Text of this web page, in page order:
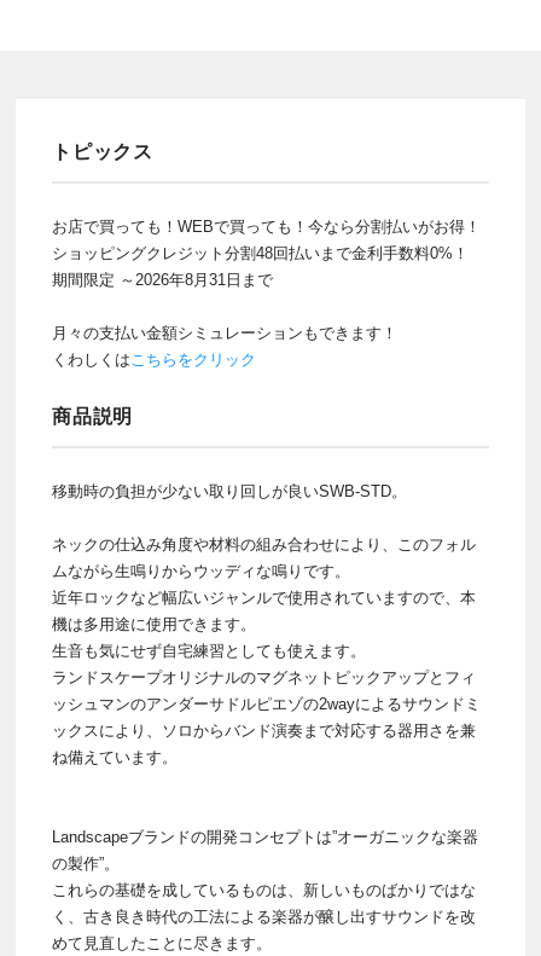
トピックス
お店で買っても！WEBで買っても！今なら分割払いがお得！
ショッピングクレジット分割48回払いまで金利手数料0%！
期間限定 ～2026年8月31日まで
月々の支払い金額シミュレーションもできます！
くわしくは こちらをクリック
商品説明
移動時の負担が少ない取り回しが良いSWB-STD。
ネックの仕込み角度や材料の組み合わせにより、このフォル
ムながら生鳴りからウッディな鳴りです。
近年ロックなど幅広いジャンルで使用されていますので、本
機は多用途に使用できます。
生音も気にせず自宅練習としても使えます。
ランドスケープオリジナルのマグネットピックアップとフィ
ッシュマンのアンダーサドルピエゾの2wayによるサウンドミ
ックスにより、ソロからバンド演奏まで対応する器用さを兼
ね備えています。
Landscapeブランドの開発コンセプトは”オーガニックな楽器
の製作”。
これらの基礎を成しているものは、新しいものばかりではな
く、古き良き時代の工法による楽器が醸し出すサウンドを改
めて見直したことに尽きます。